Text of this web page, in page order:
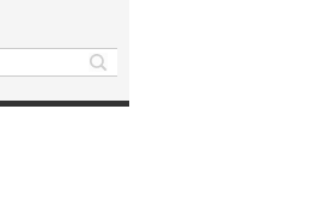
search